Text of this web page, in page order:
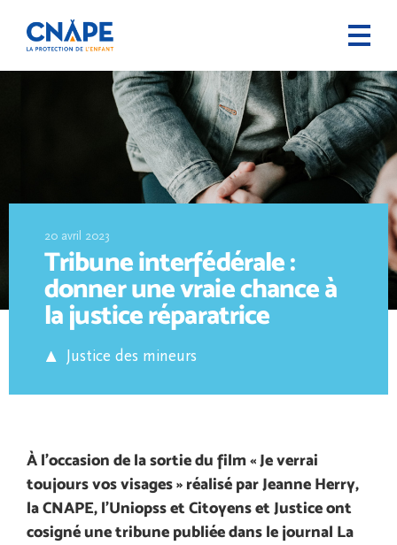
20 avril 2023
Tribune interfédérale :
donner une vraie chance à
la justice réparatrice
Justice des mineurs
À l’occasion de la sortie du film « Je verrai
toujours vos visages » réalisé par Jeanne Herry,
la CNAPE, l’Uniopss et Citoyens et Justice ont
cosigné une tribune publiée dans le journal La